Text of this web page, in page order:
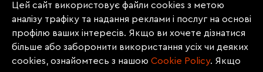
«Судовий репортер» не нижче третього
абзацу. Матеріали, щодо яких міститься
заборона на повну републікацію
(передрук, копіювання, відтворення або
інше використання), заборонено
Цей сайт використовує файли cookies з метою
аналізу трафіку та надання реклами і послуг на основі
профілю ваших інтересів. Якщо ви хочете дізнатися
більше або заборонити використання усіх чи деяких
cookies, ознайомтесь з нашою Сookie Policy. Якщо